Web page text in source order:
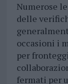
Numerose le
delle
occasioni i
per
fermati per